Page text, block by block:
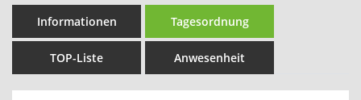
Informationen Tagesordnung
TOP-Liste Anwesenheit